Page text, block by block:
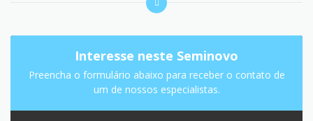
Interesse neste Seminovo
Preencha o formulário abaixo para receber o contato de
um de nossos especialistas.